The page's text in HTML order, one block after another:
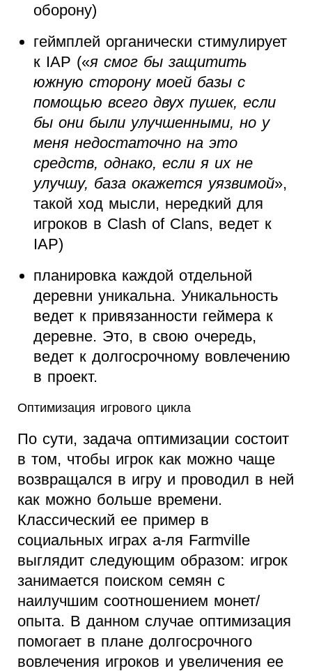
оборону)
геймплей органически стимулирует
к IAP («я смог бы защитить
южную сторону моей базы с
помощью всего двух пушек, если
бы они были улучшенными, но у
меня недостаточно на это
средств, однако, если я их не
улучшу, база окажется уязвимой»,
такой ход мысли, нередкий для
игроков в Clash of Clans, ведет к
IAP)
планировка каждой отдельной
деревни уникальна. Уникальность
ведет к привязанности геймера к
деревне. Это, в свою очередь,
ведет к долгосрочному вовлечению
в проект.
Оптимизация игрового цикла
По сути, задача оптимизации состоит
в том, чтобы игрок как можно чаще
возвращался в игру и проводил в ней
как можно больше времени.
Классический ее пример в
социальных играх а-ля Farmville
выглядит следующим образом: игрок
занимается поиском семян с
наилучшим соотношением монет/
опыта. В данном случае оптимизация
помогает в плане долгосрочного
вовлечения игроков и увеличения ее